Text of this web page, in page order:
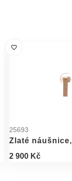
25693
Zlaté
2 900 Kč